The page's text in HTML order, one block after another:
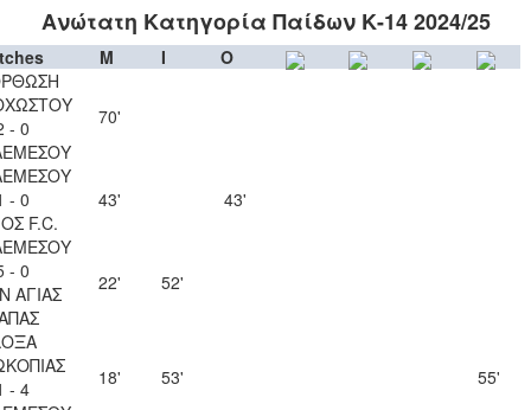
Ανώτατη Κατηγορία Παίδων Κ-14 2024/25
M I
O
- 0
70'
- 0
F.C.
43'
43'
- 0
ΑΓΙΑΣ
22' 52'
- 4
18' 53' 55'